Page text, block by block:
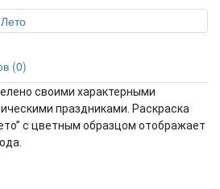
(0)
своими характерными
праздниками. Раскраска
с цветным образцом отображает